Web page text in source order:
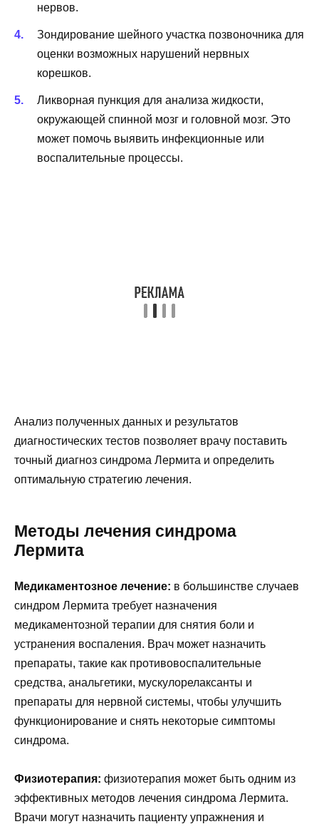
нервов.
Зондирование шейного участка позвоночника для
оценки возможных нарушений нервных
корешков.
Ликворная пункция для анализа жидкости,
окружающей спинной мозг и головной мозг. Это
может помочь выявить инфекционные или
воспалительные процессы.
Анализ полученных данных и результатов
диагностических тестов позволяет врачу поставить
точный диагноз синдрома Лермита и определить
оптимальную стратегию лечения.
Методы лечения синдрома
Лермита
Медикаментозное лечение: в большинстве случаев
синдром Лермита требует назначения
медикаментозной терапии для снятия боли и
устранения воспаления. Врач может назначить
препараты, такие как противовоспалительные
средства, анальгетики, мускулорелаксанты и
препараты для нервной системы, чтобы улучшить
функционирование и снять некоторые симптомы
синдрома.
Физиотерапия: физиотерапия может быть одним из
эффективных методов лечения синдрома Лермита.
Врачи могут назначить пациенту упражнения и